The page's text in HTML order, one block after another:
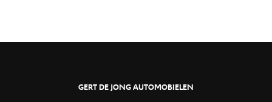
GERT DE JONG AUTOMOBIELEN